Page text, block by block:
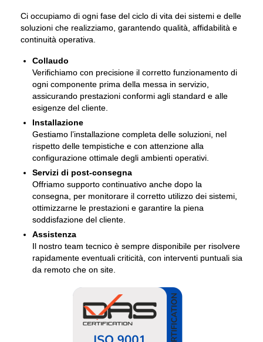
Ci occupiamo di ogni fase del ciclo di vita dei sistemi e delle
soluzioni che realizziamo, garantendo qualità, affidabilità e
continuità operativa.
Collaudo
Verifichiamo con precisione il corretto funzionamento di
ogni componente prima della messa in servizio,
assicurando prestazioni conformi agli standard e alle
esigenze del cliente.
Installazione
Gestiamo l’installazione completa delle soluzioni, nel
rispetto delle tempistiche e con attenzione alla
configurazione ottimale degli ambienti operativi.
Servizi di post-consegna
Offriamo supporto continuativo anche dopo la
consegna, per monitorare il corretto utilizzo dei sistemi,
ottimizzarne le prestazioni e garantire la piena
soddisfazione del cliente.
Assistenza
Il nostro team tecnico è sempre disponibile per risolvere
rapidamente eventuali criticità, con interventi puntuali sia
da remoto che on site.